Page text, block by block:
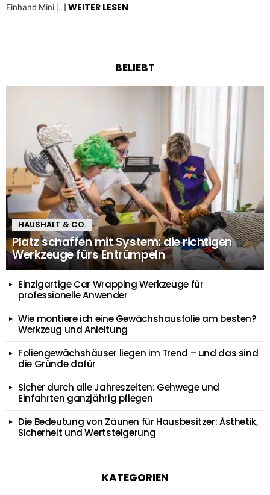
Einhand Mini […] WEITER LESEN
BELIEBT
HAUSHALT & CO.
Platz schaffen mit System: die richtigen
Werkzeuge fürs Entrümpeln
Einzigartige Car Wrapping Werkzeuge für
professionelle Anwender
Wie montiere ich eine Gewächshausfolie am besten?
Werkzeug und Anleitung
Foliengewächshäuser liegen im Trend – und das sind
die Gründe dafür
Sicher durch alle Jahreszeiten: Gehwege und
Einfahrten ganzjährig pflegen
Die Bedeutung von Zäunen für Hausbesitzer: Ästhetik,
Sicherheit und Wertsteigerung
KATEGORIEN